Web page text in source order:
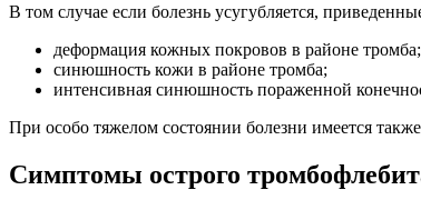
В том случае если болезнь усугубляется,
деформация кожных покровов в районе тромба;
синюшность кожи в районе тромба;
интенсивная синюшность пораженной
При особо тяжелом состоянии болезни имеется
Симптомы острого